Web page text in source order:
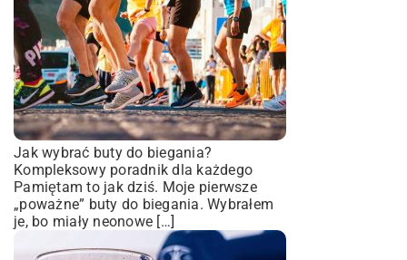
Jak wybrać buty do biegania?
Kompleksowy poradnik dla każdego
Pamiętam to jak dziś. Moje pierwsze
„poważne” buty do biegania. Wybrałem
je, bo miały neonowe […]